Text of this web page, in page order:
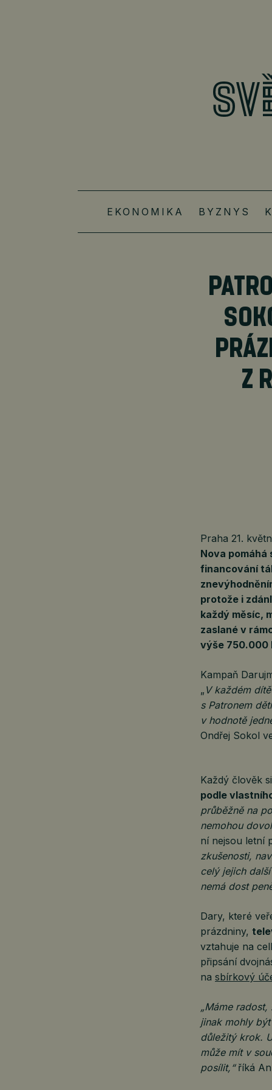
EKONOMIKA BYZNYS
Z
Praha 21.
Nova
financování
protože i
každý měsíc,
zaslané v
výše 750.000
Kampaň
„ V každém
s Patronem
v hodnotě
Ondřej Sokol
Každý člověk
podle
průběžně na
nemohou
ní nejsou letní
zkušenosti,
celý jejich
nemá dost
Dary, které
prázdniny,
vztahuje na
připsání
na sbírkový
„Máme
jinak mohly
důležitý krok.
může mít v
posílit,“ říká